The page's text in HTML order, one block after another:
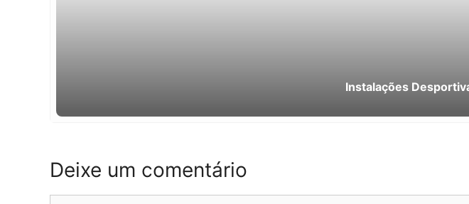
Instalações
Deixe um comentário